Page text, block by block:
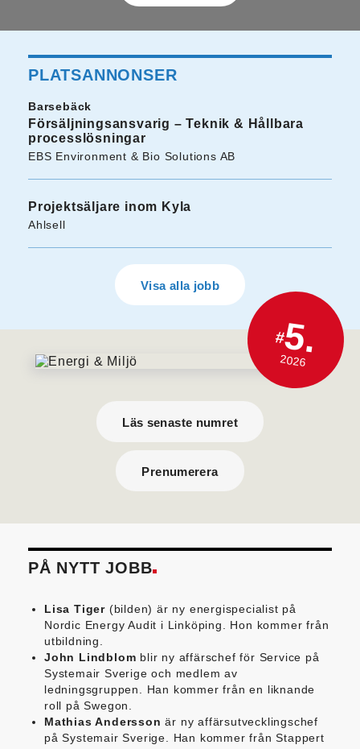
PLATSANNONSER
Barsebäck
Försäljningsansvarig – Teknik & Hållbara
processlösningar
EBS Environment & Bio Solutions AB
Projektsäljare inom Kyla
Ahlsell
Visa alla jobb
#5.
2026
Läs senaste numret
Prenumerera
PÅ NYTT JOBB
Lisa Tiger (bilden) är ny energispecialist på
Nordic Energy Audit i Linköping. Hon kommer från
utbildning.
John Lindblom blir ny affärschef för Service på
Systemair Sverige och medlem av
ledningsgruppen. Han kommer från en liknande
roll på Swegon.
Mathias Andersson är ny affärsutvecklingschef
på Systemair Sverige. Han kommer från Stappert